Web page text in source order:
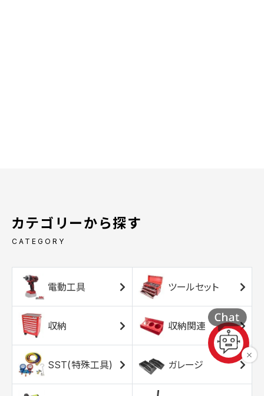
カテゴリーから探す
CATEGORY
電動工具 ツールセット
収納 収納関連
SST(特殊工具) ガレージ